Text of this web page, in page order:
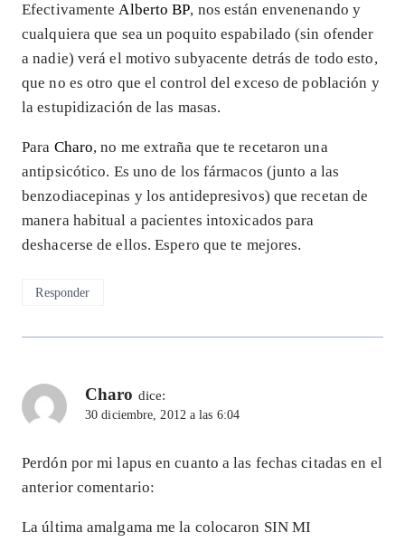
EfectivamenteAlberto BP, nos están envenenando y
cualquiera que sea un poquito espabilado (sin ofender
a nadie) verá el motivo subyacente detrás de todo esto,
que no es otro que el control del exceso de población y
la estupidización de las masas.
Para Charo, no me extraña que te recetaron una
antipsicótico. Es uno de los fármacos (junto a las
benzodiacepinas y los antidepresivos) que recetan de
manera habitual a pacientes intoxicados para
deshacerse de ellos. Espero que te mejores.
Responder
Charo dice:
30 diciembre, 2012 a las 6:04
Perdón por mi lapus en cuanto a las fechas citadas en el
anterior comentario:
La última amalgama me la colocaron SIN MI